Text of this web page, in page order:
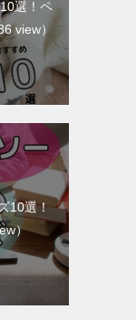
選！ペ
view）
10選！
）